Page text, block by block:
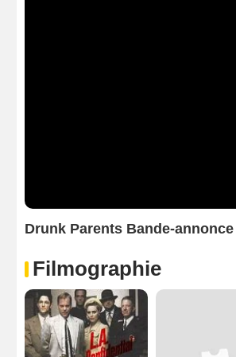
Drunk Parents Bande-annonce
Filmographie